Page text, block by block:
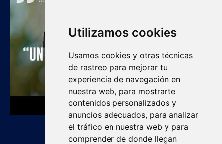
Utilizamos cookies
Usamos cookies y otras técnicas
de rastreo para mejorar tu
experiencia de navegación en
nuestra web, para mostrarte
contenidos personalizados y
anuncios adecuados, para analizar
el tráfico en nuestra web y para
comprender de donde llegan